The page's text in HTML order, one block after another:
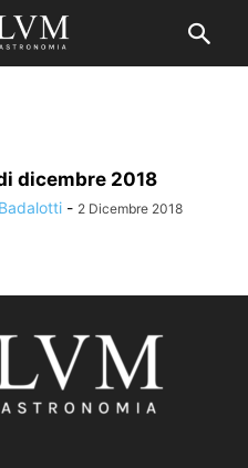
dicembre 2018
- 2 Dicembre 2018